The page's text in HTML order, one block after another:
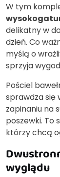
W tym
delikatny w
dzień. Co
myślą o
sprzyja
Pościel
sprawdza się
zapinaniu na
poszewki. To
którzy chcą
wyglądu